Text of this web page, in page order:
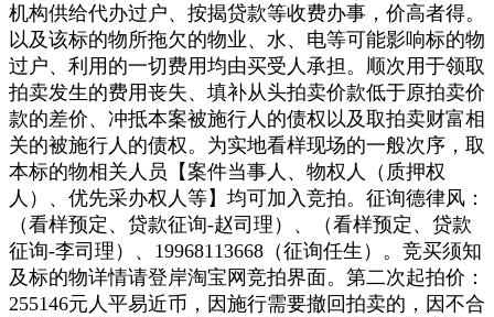
机构供给代办过户、按揭贷款等收费办事，价高者得。
以及该标的物所拖欠的物业、水、电等可能影响标的物
过户、利用的一切费用均由买受人承担。顺次用于领取
拍卖发生的费用丧失、填补从头拍卖价款低于原拍卖价
款的差价、冲抵本案被施行人的债权以及取拍卖财富相
关的被施行人的债权。为实地看样现场的一般次序，取
本标的物相关人员【案件当事人、物权人（质押权
人）、优先采办权人等】均可加入竞拍。征询德律风：
（看样预定、贷款征询-赵司理）、（看样预定、贷款
征询-李司理）、19968113668（征询任生）。竞买须知
及标的物详情请登岸淘宝网竞拍界面。第二次起拍价：
255146元人平易近币，因施行需要撤回拍卖的，因不合